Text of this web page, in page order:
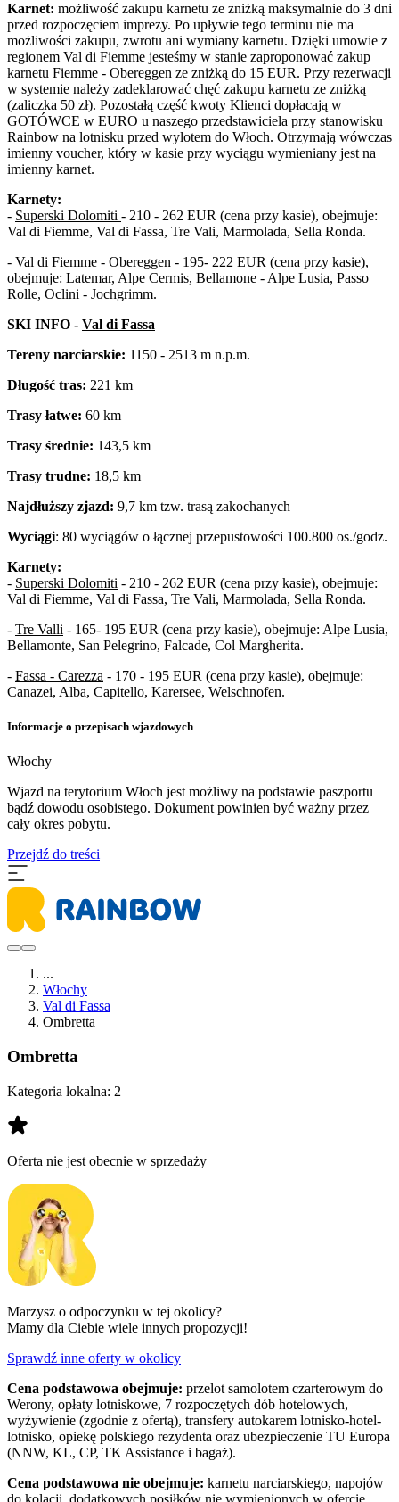
Karnet: możliwość zakupu karnetu ze zniżką maksymalnie do 3 dni
przed rozpoczęciem imprezy. Po upływie tego terminu nie ma
możliwości zakupu, zwrotu ani wymiany karnetu. Dzięki umowie z
regionem Val di Fiemme jesteśmy w stanie zaproponować zakup
karnetu Fiemme - Obereggen ze zniżką do 15 EUR. Przy rezerwacji
w systemie należy zadeklarować chęć zakupu karnetu ze zniżką
(zaliczka 50 zł). Pozostałą część kwoty Klienci dopłacają w
GOTÓWCE w EURO u naszego przedstawiciela przy stanowisku
Rainbow na lotnisku przed wylotem do Włoch. Otrzymają wówczas
imienny voucher, który w kasie przy wyciągu wymieniany jest na
imienny karnet.
Karnety:
- Superski Dolomiti - 210 - 262 EUR (cena przy kasie), obejmuje:
Val di Fiemme, Val di Fassa, Tre Vali, Marmolada, Sella Ronda.
- Val di Fiemme - Obereggen - 195- 222 EUR (cena przy kasie),
obejmuje: Latemar, Alpe Cermis, Bellamone - Alpe Lusia, Passo
Rolle, Oclini - Jochgrimm.
SKI INFO - Val di Fassa
Tereny narciarskie: 1150 - 2513 m n.p.m.
Długość tras: 221 km
Trasy łatwe: 60 km
Trasy średnie: 143,5 km
Trasy trudne: 18,5 km
Najdłuższy zjazd: 9,7 km tzw. trasą zakochanych
Wyciągi: 80 wyciągów o łącznej przepustowości 100.800 os./godz.
Karnety:
- Superski Dolomiti - 210 - 262 EUR (cena przy kasie), obejmuje:
Val di Fiemme, Val di Fassa, Tre Vali, Marmolada, Sella Ronda.
- Tre Valli - 165- 195 EUR (cena przy kasie), obejmuje: Alpe Lusia,
Bellamonte, San Pelegrino, Falcade, Col Margherita.
- Fassa - Carezza - 170 - 195 EUR (cena przy kasie), obejmuje:
Canazei, Alba, Capitello, Karersee, Welschnofen.
Informacje o przepisach wjazdowych
Włochy
Wjazd na terytorium Włoch jest możliwy na podstawie paszportu
bądź dowodu osobistego. Dokument powinien być ważny przez
cały okres pobytu.
Przejdź do treści
...
Włochy
Val di Fassa
Ombretta
Ombretta
Kategoria lokalna: 2
Oferta nie jest obecnie w sprzedaży
Marzysz o odpoczynku w tej okolicy?
Mamy dla Ciebie wiele innych propozycji!
Sprawdź inne oferty w okolicy
Cena podstawowa obejmuje: przelot samolotem czarterowym do
Werony, opłaty lotniskowe, 7 rozpoczętych dób hotelowych,
wyżywienie (zgodnie z ofertą), transfery autokarem lotnisko-hotel-
lotnisko, opiekę polskiego rezydenta oraz ubezpieczenie TU Europa
(NNW, KL, CP, TK Assistance i bagaż).
Cena podstawowa nie obejmuje: karnetu narciarskiego, napojów
do kolacji, dodatkowych posiłków nie wymienionych w ofercie